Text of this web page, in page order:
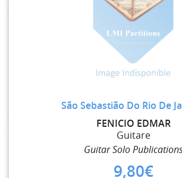
São Sebastião Do Rio De
FENICIO EDMAR
Guitare
Guitar Solo
9,80€